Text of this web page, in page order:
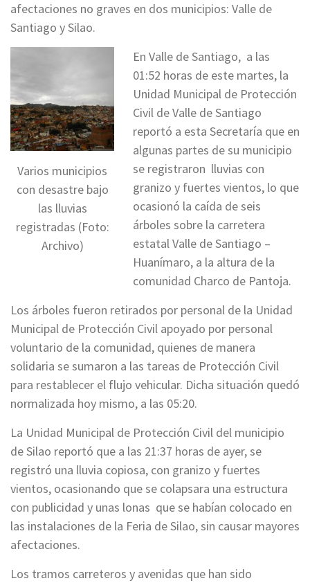
afectaciones no graves en dos municipios: Valle de
Santiago y Silao.
Varios municipios
con desastre bajo
las lluvias
registradas (Foto:
Archivo)
En Valle de Santiago, a las
01:52 horas de este martes, la
Unidad Municipal de Protección
Civil de Valle de Santiago
reportó a esta Secretaría que en
algunas partes de su municipio
se registraron lluvias con
granizo y fuertes vientos, lo que
ocasionó la caída de seis
árboles sobre la carretera
estatal Valle de Santiago –
Huanímaro, a la altura de la
comunidad Charco de Pantoja.
Los árboles fueron retirados por personal de la Unidad
Municipal de Protección Civil apoyado por personal
voluntario de la comunidad, quienes de manera
solidaria se sumaron a las tareas de Protección Civil
para restablecer el flujo vehicular. Dicha situación quedó
normalizada hoy mismo, a las 05:20.
La Unidad Municipal de Protección Civil del municipio
de Silao reportó que a las 21:37 horas de ayer, se
registró una lluvia copiosa, con granizo y fuertes
vientos, ocasionando que se colapsara una estructura
con publicidad y unas lonas que se habían colocado en
las instalaciones de la Feria de Silao, sin causar mayores
afectaciones.
Los tramos carreteros y avenidas que han sido